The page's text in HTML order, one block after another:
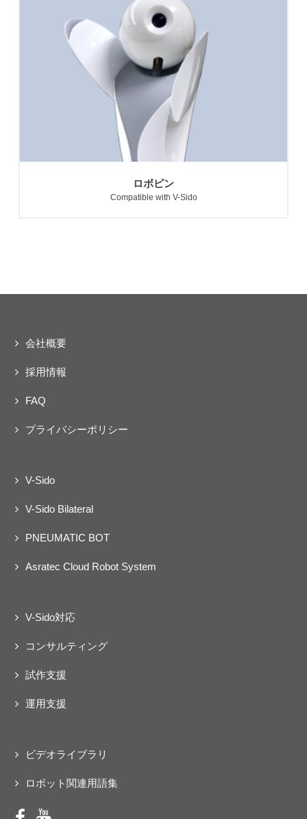
ロボピン
Compatible with V-Sido
会社概要
採用情報
FAQ
プライバシーポリシー
V-Sido
V-Sido Bilateral
PNEUMATIC BOT
Asratec Cloud Robot System
V-Sido対応
コンサルティング
試作支援
運用支援
ビデオライブラリ
ロボット関連用語集